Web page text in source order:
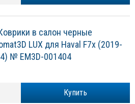
в салон черные
LUX для Haval F7x (2019-
№ EM3D-001404
Купить